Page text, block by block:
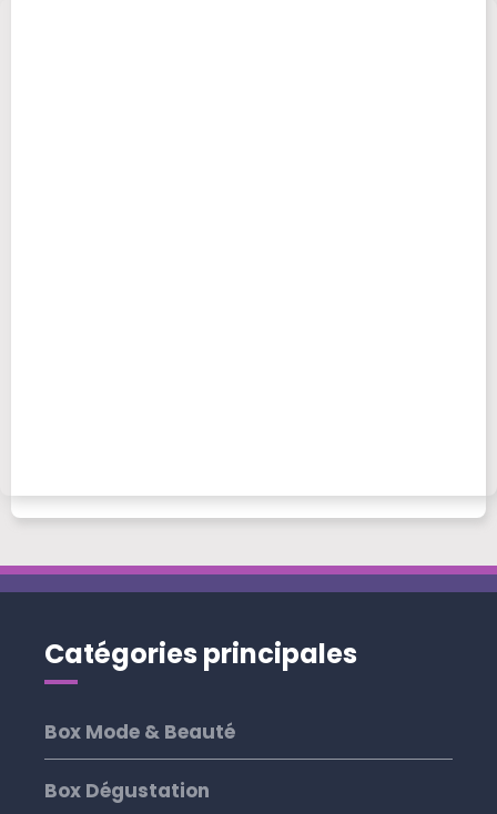
Catégories principales
Box Mode & Beauté
Box Dégustation